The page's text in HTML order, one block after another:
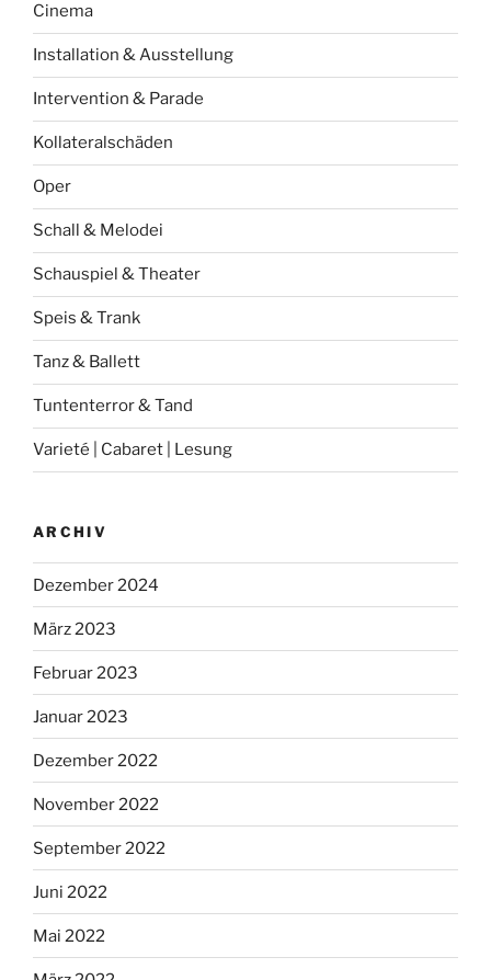
Cinema
Installation & Ausstellung
Intervention & Parade
Kollateralschäden
Oper
Schall & Melodei
Schauspiel & Theater
Speis & Trank
Tanz & Ballett
Tuntenterror & Tand
Varieté | Cabaret | Lesung
ARCHIV
Dezember 2024
März 2023
Februar 2023
Januar 2023
Dezember 2022
November 2022
September 2022
Juni 2022
Mai 2022